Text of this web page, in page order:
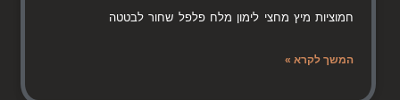
חמוציות מיץ מחצי לימון מלח פלפל שחור לבטטה
המשך לקרא »